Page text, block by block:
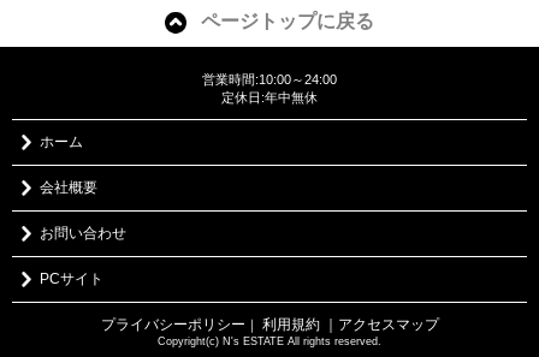
ページトップに戻る
営業時間:10:00～24:00
定休日:年中無休
ホーム
会社概要
お問い合わせ
PCサイト
プライバシーポリシー ｜ 利用規約 ｜アクセスマップ
Copyright(c) N's ESTATE All rights reserved.